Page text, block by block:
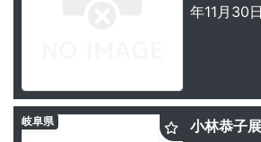
年11月30日
小林恭子展
岐阜県